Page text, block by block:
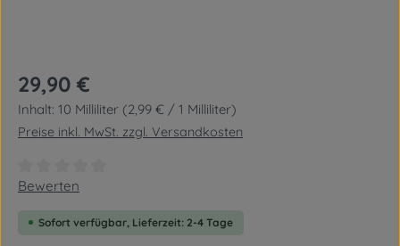
Regulärer Preis:
29,90 €
Inhalt: 10 Milliliter (2,99 € / 1 Milliliter)
Preise inkl. MwSt. zzgl. Versandkosten
Durchschnittliche Bewertung von 0 von 5 Sternen
Bewerten
Sofort verfügbar, Lieferzeit: 2-4 Tage